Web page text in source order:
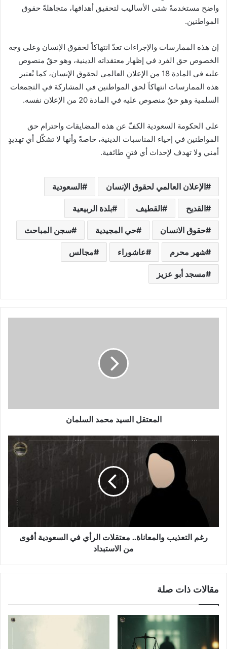
واضح مستخدمةً شتى الأساليب لتحقيق أهدافها، متجاهلةً حقوق
المواطنين.
إن هذه الممارسات والإجراءات تعدّ انتهاكاً لحقوق الإنسان وعلى وجه
الخصوص حق الفرد في إظهار معتقداته الدينية، وهو حقٌ منصوص
عليه في المادة 18 من الإعلان العالمي لحقوق الإنسان، كما تُعتبر
هذه الممارسات انتهاكاً لحق المواطنين في المشاركة في التجمعات
السلمية وهو حقٌ منصوص عليه في المادة 20 من الإعلان نفسه.
على الحكومة السعودية الكفّ عن هذه المضايقات واحترام حق
المواطنين في إحياء المناسبات الدينية، خاصةً وأنها لا تشكّل أي تهديدٍ
أمني ولا تهدف لإحداث أي فتنٍ طائفية.
الإعلان العالمي لحقوق الإنسان السعودية
القديح القطيف بلدة الربيعية
حقوق الانسان حي المجيدية سجن المباحث
شهر محرم عاشوراء مجالس
مسجد أبو عزيز
المعتقل السيد محمد السلمان
رغم التعذيب والمعاناة.. معتقلات الرأي في السعودية أقوى
من الاستبداد
مقالات ذات صلة